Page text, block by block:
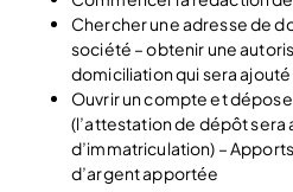
Chercher une adresse de
société – obtenir une
domiciliation qui sera
Ouvrir un compte et
(l’attestation de dépôt sera
d’immatriculation) –
d’argent apportée